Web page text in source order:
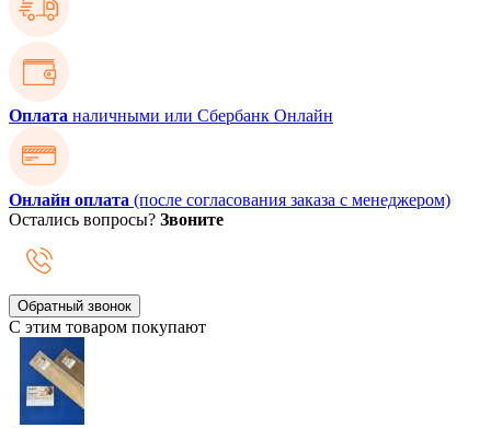
Оплата наличными или Сбербанк Онлайн
Онлайн оплата (после согласования заказа с менеджером)
Остались вопросы? Звоните
Обратный звонок
С этим товаром покупают